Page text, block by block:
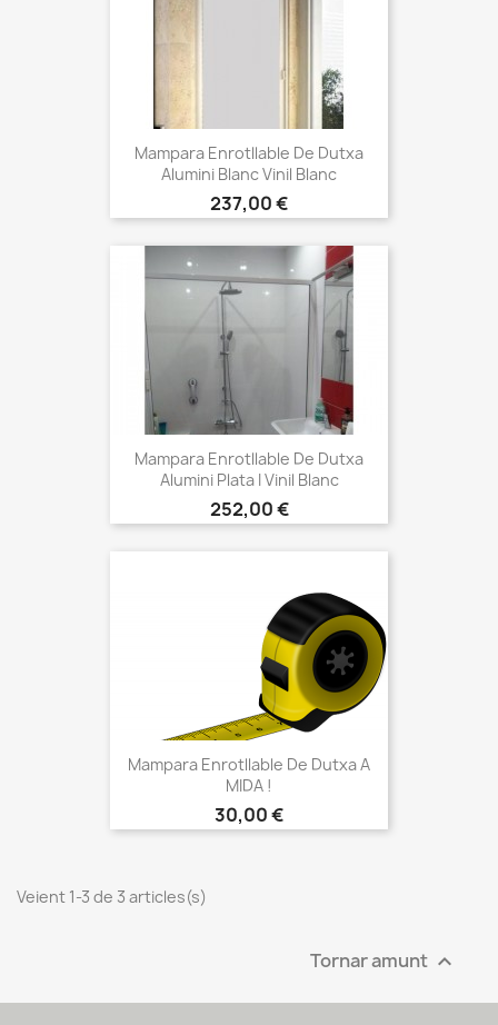
Mampara Enrotllable De Dutxa
Alumini Blanc Vinil Blanc
Preu
237,00 €
Mampara Enrotllable De Dutxa
Alumini Plata I Vinil Blanc
Preu
252,00 €
Mampara Enrotllable De Dutxa A
MIDA !
Preu
30,00 €
Veient 1-3 de 3 articles(s)
Tornar amunt 